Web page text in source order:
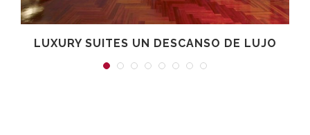
LUXURY SUITES UN DESCANSO DE LUJO